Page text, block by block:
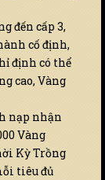
đến cấp 3,
cố định,
định có thể
cao, Vàng
nạp nhận
Vàng
Kỳ Trồng
tiêu đủ